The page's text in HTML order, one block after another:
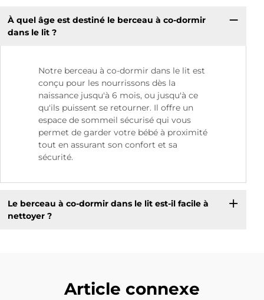
À quel âge est destiné le berceau à co-dormir
dans le lit ?
Notre berceau à co-dormir dans le lit est
conçu pour les nourrissons dès la
naissance jusqu'à 6 mois, ou jusqu'à ce
qu'ils puissent se retourner. Il offre un
espace de sommeil sécurisé qui vous
permet de garder votre bébé à proximité
tout en assurant son confort et sa
sécurité.
Le berceau à co-dormir dans le lit est-il facile à
nettoyer ?
Article connexe